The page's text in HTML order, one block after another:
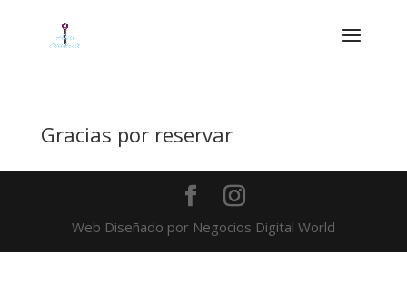
Gracias por reservar
Web Diseñado por Negocios Digital World